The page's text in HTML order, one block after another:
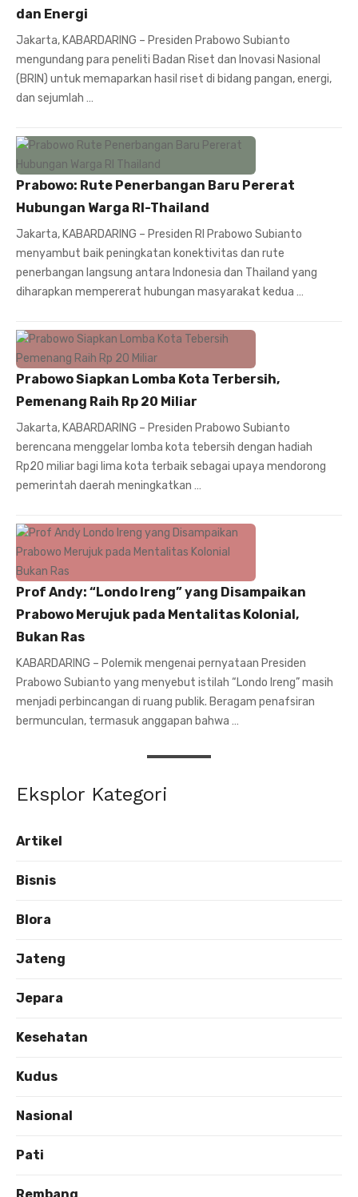
dan Energi
Jakarta, KABARDARING – Presiden Prabowo Subianto
mengundang para peneliti Badan Riset dan Inovasi Nasional
(BRIN) untuk memaparkan hasil riset di bidang pangan, energi,
dan sejumlah …
Prabowo: Rute Penerbangan Baru Pererat
Hubungan Warga RI-Thailand
Jakarta, KABARDARING – Presiden RI Prabowo Subianto
menyambut baik peningkatan konektivitas dan rute
penerbangan langsung antara Indonesia dan Thailand yang
diharapkan mempererat hubungan masyarakat kedua …
Prabowo Siapkan Lomba Kota Terbersih,
Pemenang Raih Rp 20 Miliar
Jakarta, KABARDARING – Presiden Prabowo Subianto
berencana menggelar lomba kota tebersih dengan hadiah
Rp20 miliar bagi lima kota terbaik sebagai upaya mendorong
pemerintah daerah meningkatkan …
Prof Andy: “Londo Ireng” yang Disampaikan
Prabowo Merujuk pada Mentalitas Kolonial,
Bukan Ras
KABARDARING – Polemik mengenai pernyataan Presiden
Prabowo Subianto yang menyebut istilah “Londo Ireng” masih
menjadi perbincangan di ruang publik. Beragam penafsiran
bermunculan, termasuk anggapan bahwa …
Eksplor Kategori
Artikel
Bisnis
Blora
Jateng
Jepara
Kesehatan
Kudus
Nasional
Pati
Rembang